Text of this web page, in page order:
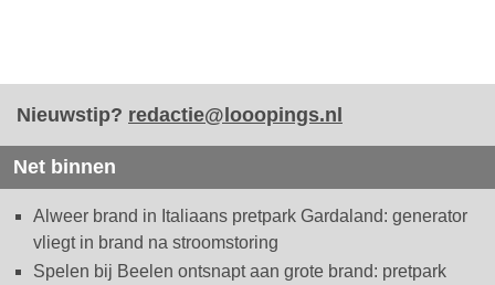
Nieuwstip? redactie@looopings.nl
Net binnen
Alweer brand in Italiaans pretpark Gardaland: generator
vliegt in brand na stroomstoring
Spelen bij Beelen ontsnapt aan grote brand: pretpark